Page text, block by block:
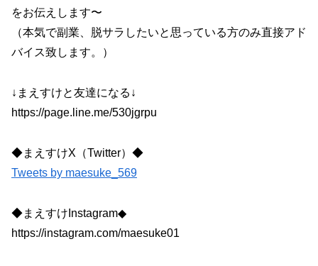
をお伝えします〜
（本気で副業、脱サラしたいと思っている方のみ直接アド
バイス致します。）
↓まえすけと友達になる↓
https://page.line.me/530jgrpu
◆まえすけX（Twitter）◆
Tweets by maesuke_569
◆まえすけInstagram◆
https://instagram.com/maesuke01